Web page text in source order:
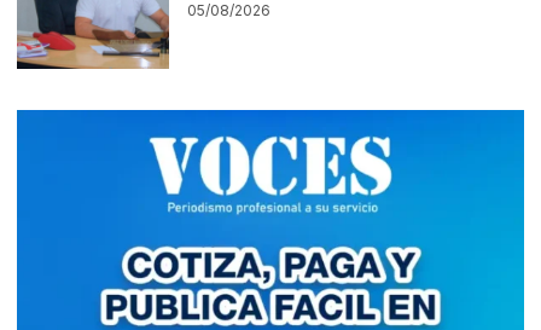
05/08/2026